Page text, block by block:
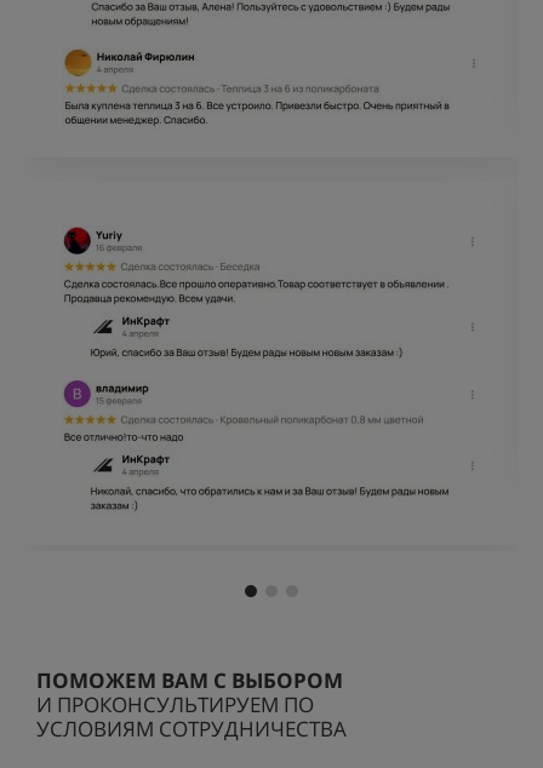
ПОМОЖЕМ ВАМ С ВЫБОРОМ
И ПРОКОНСУЛЬТИРУЕМ ПО
УСЛОВИЯМ СОТРУДНИЧЕСТВА